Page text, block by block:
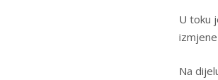
U toku
Na